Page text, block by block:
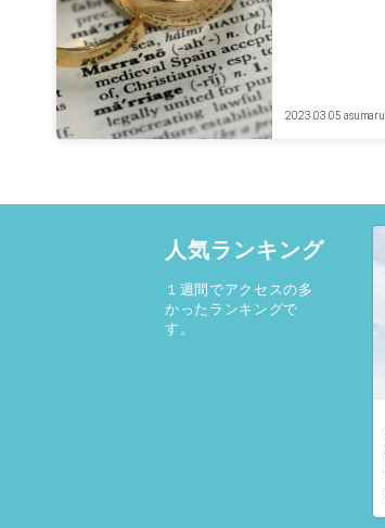
2023.03.05 asumaru
人気ランキング
１週間でアクセスの多
かったランキングで
す。